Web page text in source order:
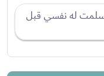
سلمت له نفسي قبل